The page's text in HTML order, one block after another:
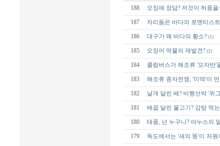
188 오징애 장담? 저것이 허풍을
187 자리돔은 바다의 로맨티스
186 대구가 왜 바다의 황소? (1)
185 오징어 먹물의 재발견? (2)
184 콜럼버스가 해조류 '모자반'
183 해조류 종자전쟁, '미역'이
182 날개 달린 배? 비행선박 '위
181 배꼽 달린 물고기? 감탕 먹
180 태풍, 넌 누구니? 야누스의
179 독도에서는 '새의 똥'이 자원